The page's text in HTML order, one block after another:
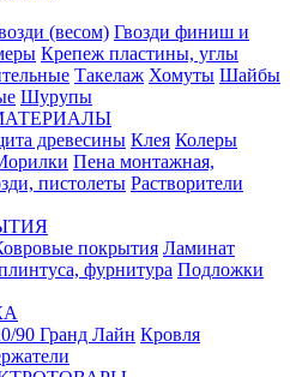
(весом) Гвозди финиш и
Крепеж пластины, углы
Такелаж Хомуты Шайбы
Шурупы
древесины Клея Колеры
Пена монтажная,
пистолеты Растворители
покрытия Ламинат
фурнитура Подложки
90 Гранд Лайн Кровля